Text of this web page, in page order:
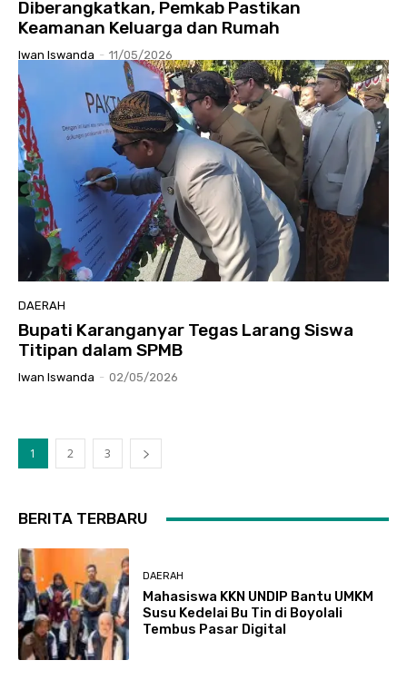
Diberangkatkan, Pemkab Pastikan
Keamanan Keluarga dan Rumah
Iwan Iswanda - 11/05/2026
DAERAH
Bupati Karanganyar Tegas Larang Siswa
Titipan dalam SPMB
Iwan Iswanda - 02/05/2026
1 2 3
BERITA TERBARU
DAERAH
Mahasiswa KKN UNDIP Bantu UMKM
Susu Kedelai Bu Tin di Boyolali
Tembus Pasar Digital